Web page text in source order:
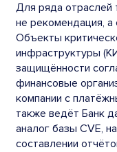
Для ряда отраслей
не рекомендация, а
Объекты
инфраструктуры
защищённости
финансовые
компании с
также ведёт Банк
аналог базы CVE,
составлении